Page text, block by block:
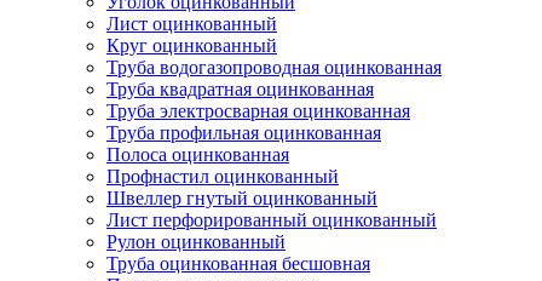
Лист оцинкованный
Круг оцинкованный
Труба водогазопроводная оцинкованная
Труба квадратная оцинкованная
Труба электросварная оцинкованная
Труба профильная оцинкованная
Полоса оцинкованная
Профнастил оцинкованный
Швеллер гнутый оцинкованный
Лист перфорированный оцинкованный
Рулон оцинкованный
Труба оцинкованная бесшовная